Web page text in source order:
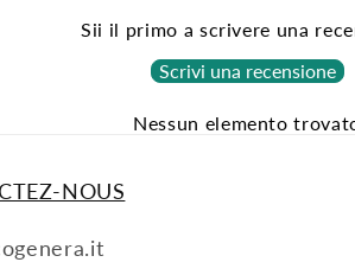
Sii il primo a scrivere una
Scrivi una recensione
Nessun elemento
NOUS